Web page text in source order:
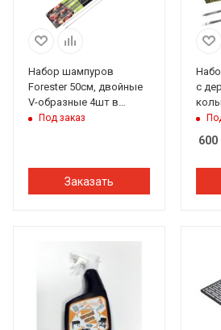
Набор шампуров
Forester 50см, двойные
V-образные 4шт в
блистере
Под заказ
Заказать
с
600